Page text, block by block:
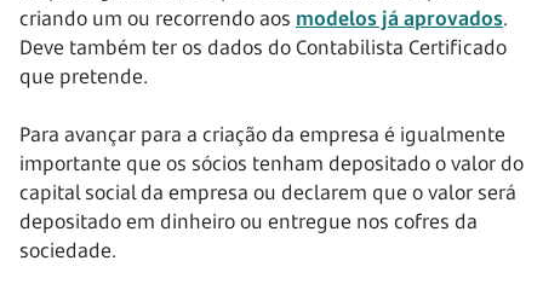
criando um ou recorrendo aos modelos já aprovados.
Deve também ter os dados do Contabilista Certificado
que pretende.
Para avançar para a criação da empresa é igualmente
importante que os sócios tenham depositado o valor do
capital social da empresa ou declarem que o valor será
depositado em dinheiro ou entregue nos cofres da
sociedade.